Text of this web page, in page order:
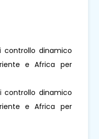
controllo dinamico
e Africa per
controllo dinamico
e Africa per